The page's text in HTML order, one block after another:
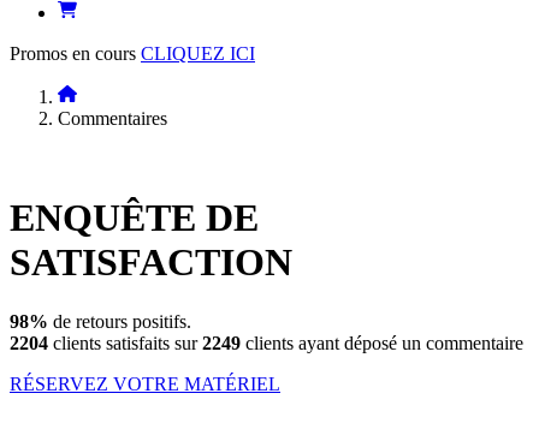
Promos en cours CLIQUEZ ICI
Commentaires
ENQUÊTE DE
SATISFACTION
98% de retours positifs.
2204 clients satisfaits sur2249 clients ayant déposé un commentaire
RÉSERVEZ VOTRE MATÉRIEL